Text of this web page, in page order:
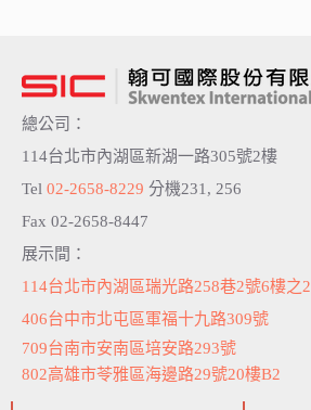
總公司：
114台北市內湖區新湖一路305號2樓
Tel 02-2658-8229 分機231, 256
Fax 02-2658-8447
展示間：
114台北市內湖區瑞光路258巷2號6樓之2
406台中市北屯區軍福十九路309號
709台南市安南區培安路293號
802高雄市苓雅區海邊路29號20樓B2